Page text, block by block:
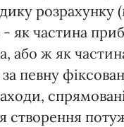
розрахунку
- як частина
або ж як
певну
створення